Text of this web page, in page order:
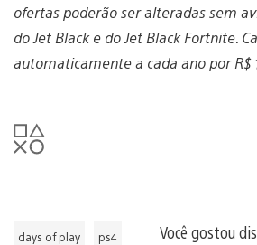
ofertas poderão ser alteradas sem
do Jet Black e do Jet Black Fortnite.
automaticamente a cada ano por R$
days of play ps4
Você gostou